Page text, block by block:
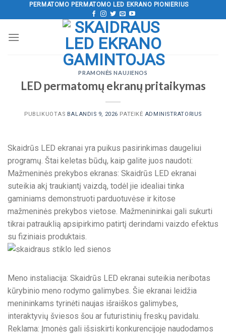
prie
PERMATOMO PERMATOMO LED EKRANO PIONIERIUS
PRAMONĖS NAUJIENOS
LED permatomų ekranų pritaikymas
PUBLIKUOTAS BALANDIS 9, 2026 PATEIKĖ ADMINISTRATORIUS
Skaidrūs LED ekranai yra puikus pasirinkimas daugeliui
programų. Štai keletas būdų, kaip galite juos naudoti:
Mažmeninės prekybos ekranas: Skaidrūs LED ekranai
suteikia akį traukiantį vaizdą, todėl jie idealiai tinka
gaminiams demonstruoti parduotuvėse ir kitose
mažmeninės prekybos vietose. Mažmenininkai gali sukurti
tikrai patrauklią apsipirkimo patirtį derindami vaizdo efektus
su fiziniais produktais.
Meno instaliacija: Skaidrūs LED ekranai suteikia neribotas
kūrybinio meno rodymo galimybes. Šie ekranai leidžia
menininkams tyrinėti naujas išraiškos galimybes,
interaktyvių šviesos šou ar futuristinių freskų pavidalu.
Reklama: Įmonės gali išsiskirti konkurencijoje naudodamos